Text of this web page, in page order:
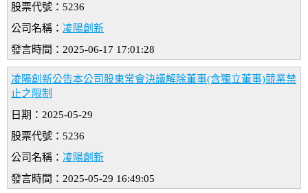
股票代號：5236
公司名稱： 凌陽創新
發言時間：2025-06-17 17:01:28
凌陽創新公告本公司股東常會決議解除董事(含獨立董事)競業禁
止之限制
日期：2025-05-29
股票代號：5236
公司名稱： 凌陽創新
發言時間：2025-05-29 16:49:05